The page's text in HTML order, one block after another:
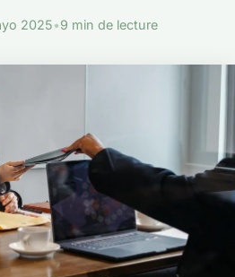
2025•9 min de lecture